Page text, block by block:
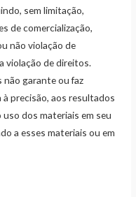
sem limitação,
de comercialização,
não violação de
violação de direitos.
não garante ou faz
precisão, aos resultados
dos materiais em seu
a esses materiais ou em